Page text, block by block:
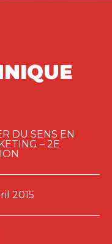
DU SENS EN
– 2E
2015